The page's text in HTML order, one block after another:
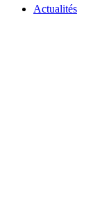
Actualités